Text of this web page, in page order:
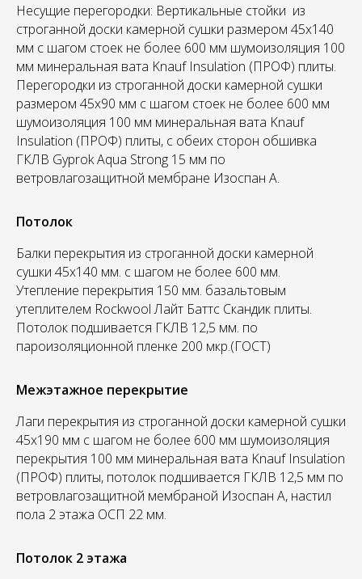
Несущие перегородки: Вертикальные стойки из
строганной доски камерной сушки размером 45х140
мм с шагом стоек не более 600 мм шумоизоляция 100
мм минеральная вата Knauf Insulation (ПРОФ) плиты.
Перегородки из строганной доски камерной сушки
размером 45х90 мм с шагом стоек не более 600 мм
шумоизоляция 100 мм минеральная вата Knauf
Insulation (ПРОФ) плиты, с обеих сторон обшивка
ГКЛВ Gyprok Aqua Strong 15 мм по
ветровлагозащитной мембране Изоспан А.
Потолок
Балки перекрытия из строганной доски камерной
сушки 45х140 мм. с шагом не более 600 мм.
Утепление перекрытия 150 мм. базальтовым
утеплителем Rockwool Лайт Баттс Скандик плиты.
Потолок подшивается ГКЛВ 12,5 мм. по
пароизоляционной пленке 200 мкр.(ГОСТ)
Межэтажное перекрытие
Лаги перекрытия из строганной доски камерной сушки
45х190 мм с шагом не более 600 мм шумоизоляция
перекрытия 100 мм минеральная вата Knauf Insulation
(ПРОФ) плиты, потолок подшивается ГКЛВ 12,5 мм по
ветровлагозащитной мембраной Изоспан А, настил
пола 2 этажа ОСП 22 мм.
Потолок 2 этажа